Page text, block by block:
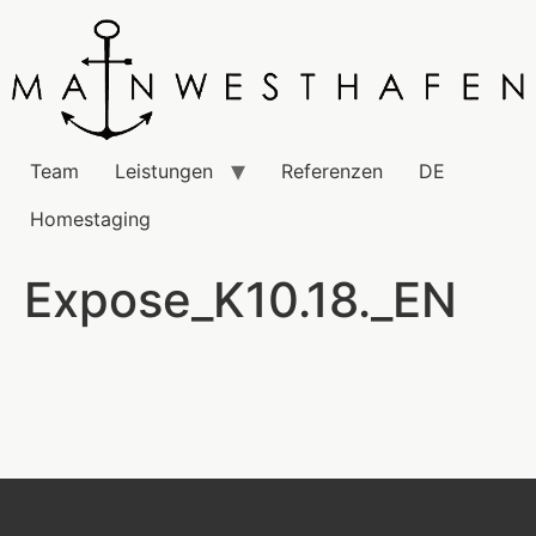
Team Leistungen Referenzen
DE
Homestaging
Expose_K10.18._EN